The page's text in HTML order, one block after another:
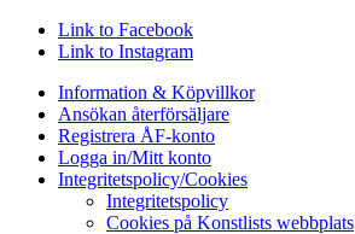
Link to Facebook
Link to Instagram
Information & Köpvillkor
Ansökan återförsäljare
Registrera ÅF-konto
Logga in/Mitt konto
Integritetspolicy/Cookies
Integritetspolicy
Cookies på Konstlists webbplats